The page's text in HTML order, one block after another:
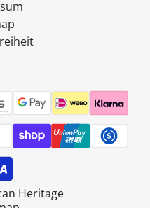
Heritage